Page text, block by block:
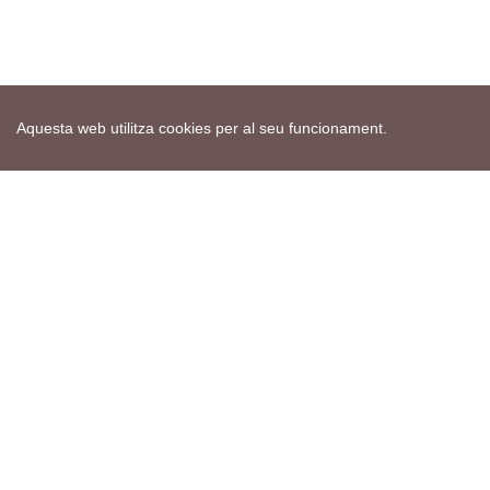
Aquesta web utilitza cookies per al seu funcionament.